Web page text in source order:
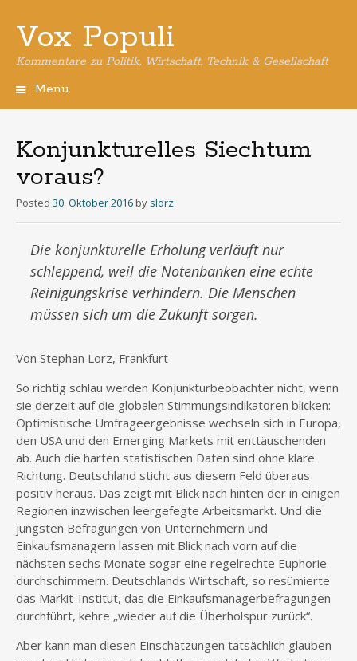
Vox Populi
Kommentare zu Politik, Wirtschaft, Technik & Gesellschaft
Menu
Konjunkturelles Siechtum
voraus?
Posted 30. Oktober 2016 by slorz
Die konjunkturelle Erholung verläuft nur
schleppend, weil die Notenbanken eine echte
Reinigungskrise verhindern. Die Menschen
müssen sich um die Zukunft sorgen.
Von Stephan Lorz, Frankfurt
So richtig schlau werden Konjunkturbeobachter nicht, wenn
sie derzeit auf die globalen Stimmungsindikatoren blicken:
Optimistische Umfrageergebnisse wechseln sich in Europa,
den USA und den Emerging Markets mit enttäuschenden
ab. Auch die harten statistischen Daten sind ohne klare
Richtung. Deutschland sticht aus diesem Feld überaus
positiv heraus. Das zeigt mit Blick nach hinten der in einigen
Regionen inzwischen leergefegte Arbeitsmarkt. Und die
jüngsten Befragungen von Unternehmern und
Einkaufsmanagern lassen mit Blick nach vorn auf die
nächsten sechs Monate sogar eine regelrechte Euphorie
durchschimmern. Deutschlands Wirtschaft, so resümierte
das Markit-Institut, das die Einkaufsmanagerbefragungen
durchführt, kehre „wieder auf die Überholspur zurück“.
Aber kann man diesen Einschätzungen tatsächlich glauben